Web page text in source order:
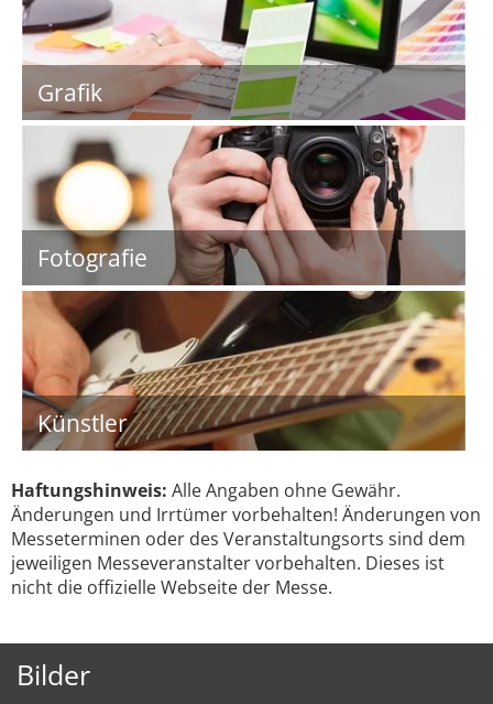
Grafik
Fotografie
Künstler
Haftungshinweis: Alle Angaben ohne Gewähr.
Änderungen und Irrtümer vorbehalten! Änderungen von
Messeterminen oder des Veranstaltungsorts sind dem
jeweiligen Messeveranstalter vorbehalten. Dieses ist
nicht die offizielle Webseite der Messe.
Bilder